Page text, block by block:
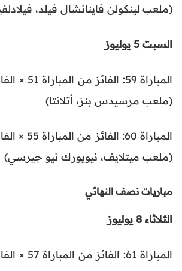
(ملعب لينكولن فاينانشال فيلد،
السبت 5 يوليوز
(ملعب مرسيدس بنز، أتلانتا)
(ملعب ميتلايف، نيويورك نيو جيرسي)
مباريات نصف النهائي
الثلاثاء 8 يوليوز